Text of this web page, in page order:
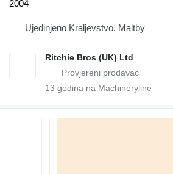
2004
Ujedinjeno Kraljevstvo, Maltby
Ritchie Bros (UK) Ltd
13 godina na Machineryline